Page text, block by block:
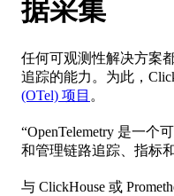
据采集
任何可观测性解决方案
追踪的能力。为此，
(OTel) 项目 。
“OpenTelemetry 是一个
和管理链路追踪、指标
与 ClickHouse 或